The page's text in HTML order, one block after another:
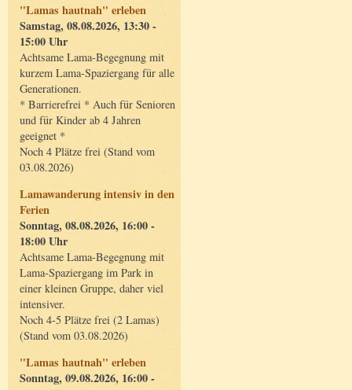
"Lamas hautnah" erleben
Samstag, 08.08.2026, 13:30 -
15:00 Uhr
Achtsame Lama-Begegnung mit
kurzem Lama-Spaziergang für alle
Generationen.
* Barrierefrei * Auch für Senioren
und für Kinder ab 4 Jahren
geeignet *
Noch 4 Plätze frei (Stand vom
03.08.2026)
Lamawanderung intensiv in den
Ferien
Sonntag, 08.08.2026, 16:00 -
18:00 Uhr
Achtsame Lama-Begegnung mit
Lama-Spaziergang im Park in
einer kleinen Gruppe, daher viel
intensiver.
Noch 4-5 Plätze frei (2 Lamas)
(Stand vom 03.08.2026)
"Lamas hautnah" erleben
Sonntag, 09.08.2026, 16:00 -